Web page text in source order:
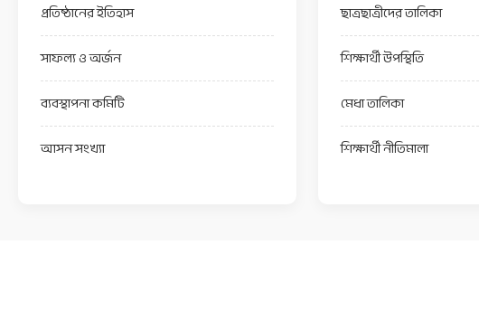
প্রতিষ্ঠানের ইতিহাস
সাফল্য ও অর্জন
ব্যবস্থাপনা কমিটি
আসন সংখ্যা
ছাত্রছাত্রীদের তালিকা
শিক্ষার্থী উপস্থিতি
মেধা তালিকা
শিক্ষার্থী নীতিমালা